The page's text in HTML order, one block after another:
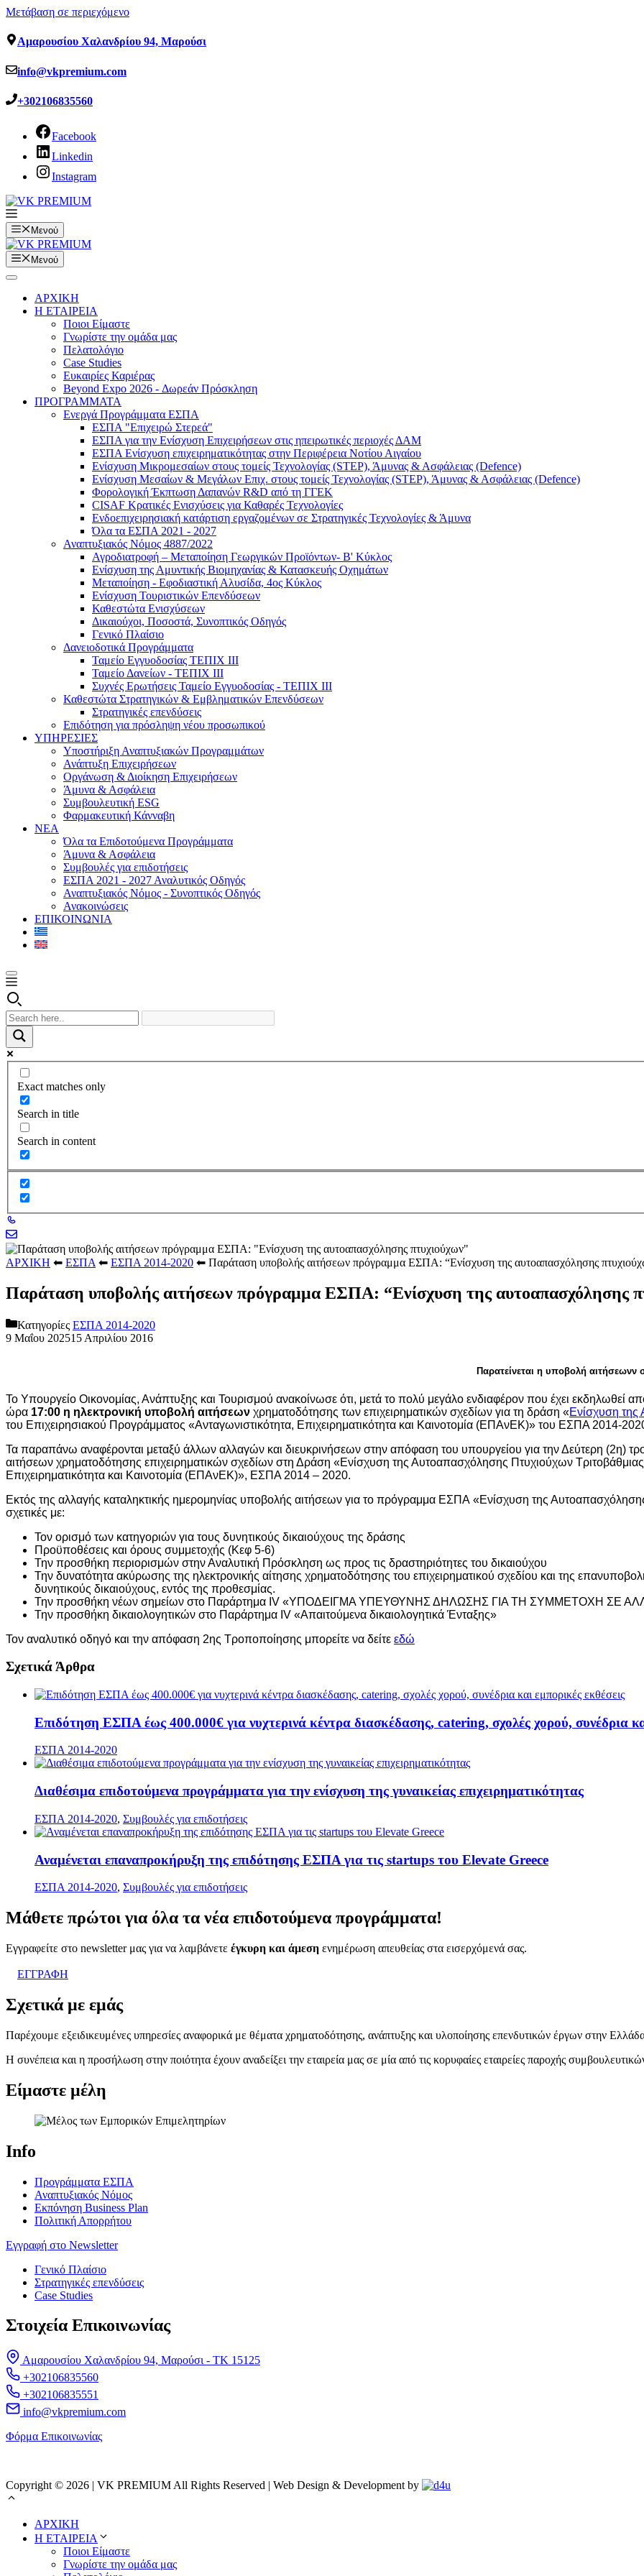
Μετάβαση σε περιεχόμενο
Αμαρουσίου Χαλανδρίου 94, Μαρούσι
info@vkpremium.com
+302106835560
Facebook
Linkedin
Instagram
Μενού
Μενού
ΑΡΧΙΚΗ
Η ΕΤΑΙΡΕΙΑ
Ποιοι Είμαστε
Γνωρίστε την ομάδα μας
Πελατολόγιο
Case Studies
Ευκαιρίες Καριέρας
Beyond Expo 2026 - Δωρεάν Πρόσκληση
ΠΡΟΓΡΑΜΜΑΤΑ
Ενεργά Προγράμματα ΕΣΠΑ
ΕΣΠΑ "Επιχειρώ Στερεά"
ΕΣΠΑ για την Ενίσχυση Επιχειρήσεων στις ηπειρωτικές περιοχές ΔΑΜ
ΕΣΠΑ Ενίσχυση επιχειρηματικότητας στην Περιφέρεια Νοτίου Αιγαίου
Ενίσχυση Μικρομεσαίων στους τομείς Τεχνολογίας (STEP), Άμυνας & Ασφάλειας (Defence)
Ενίσχυση Μεσαίων & Μεγάλων Επιχ. στους τομείς Τεχνολογίας (STEP), Άμυνας & Ασφάλειας (Defence)
Φορολογική Έκπτωση Δαπανών R&D από τη ΓΓΕΚ
CISAF Κρατικές Ενισχύσεις για Καθαρές Τεχνολογίες
Ενδοεπιχειρησιακή κατάρτιση εργαζομένων σε Στρατηγικές Τεχνολογίες & Άμυνα
Όλα τα ΕΣΠΑ 2021 - 2027
Αναπτυξιακός Νόμος 4887/2022
Αγροδιατροφή – Μεταποίηση Γεωργικών Προϊόντων- Β' Κύκλος
Eνίσχυση της Αμυντικής Βιομηχανίας & Κατασκευής Οχημάτων
Μεταποίηση - Εφοδιαστική Αλυσίδα, 4ος Κύκλος
Ενίσχυση Τουριστικών Επενδύσεων
Καθεστώτα Ενισχύσεων
Δικαιούχοι, Ποσοστά, Συνοπτικός Οδηγός
Γενικό Πλαίσιο
Δανειοδοτικά Προγράμματα
Ταμείο Εγγυοδοσίας ΤΕΠΙΧ ΙΙΙ
Ταμείο Δανείων - ΤΕΠΙΧ ΙΙΙ
Συχνές Ερωτήσεις Ταμείο Εγγυοδοσίας - ΤΕΠΙΧ ΙΙΙ
Καθεστώτα Στρατηγικών & Εμβληματικών Επενδύσεων
Στρατηγικές επενδύσεις
Επιδότηση για πρόσληψη νέου προσωπικού
ΥΠΗΡΕΣΙΕΣ
Υποστήριξη Αναπτυξιακών Προγραμμάτων
Ανάπτυξη Επιχειρήσεων
Οργάνωση & Διοίκηση Επιχειρήσεων
Άμυνα & Ασφάλεια
Συμβουλευτική ESG
Φαρμακευτική Κάνναβη
ΝΕΑ
Όλα τα Επιδοτούμενα Προγράμματα
Άμυνα & Ασφάλεια
Συμβουλές για επιδοτήσεις
ΕΣΠΑ 2021 - 2027 Αναλυτικός Οδηγός
Αναπτυξιακός Νόμος - Συνοπτικός Οδηγός
Ανακοινώσεις
ΕΠΙΚΟΙΝΩΝΙΑ
Exact matches only
Search in title
Search in content
ΑΡΧΙΚΗ ⬅ ΕΣΠΑ ⬅ ΕΣΠΑ 2014-2020 ⬅ Παράταση υποβολής αιτήσεων πρόγραμμα ΕΣΠΑ: “Ενίσχυση της αυτοαπασχόλησης
Παράταση υποβολής αιτήσεων πρόγραμμα ΕΣΠΑ: “Ενίσχυση της αυτοαπασχόλησης
Κατηγορίες ΕΣΠΑ 2014-2020
9 Μαΐου 202515 Απριλίου 2016
Παρατείνεται η υποβολή
Το Υπουργείο Οικονομίας, Ανάπτυξης και Τουρισμού ανακοίνωσε ότι, μετά το πολύ μεγάλο ενδιαφέρον που έχει εκδηλωθεί από
ώρα 17:00 η ηλεκτρονική υποβολή αιτήσεων χρηματοδότησης των επιχειρηματικών σχεδίων για τη δράση «Ενίσχυση
του Επιχειρησιακού Προγράμματος «Ανταγωνιστικότητα, Επιχειρηματικότητα και Καινοτομία (ΕΠΑνΕΚ)» του ΕΣΠΑ 2014-
Τα παραπάνω αναφέρονται μεταξύ άλλων αλλαγών και διευκρινήσεων στην απόφαση του υπουργείου για την Δεύτερη (2η)
αιτήσεων χρηματοδότησης επιχειρηματικών σχεδίων στη Δράση «Ενίσχυση της Αυτοαπασχόλησης Πτυχιούχων
Επιχειρηματικότητα και Καινοτομία (ΕΠΑνΕΚ)», ΕΣΠΑ 2014 – 2020.
Εκτός της αλλαγής καταληκτικής ημερομηνίας υποβολής αιτήσεων για το πρόγραμμα ΕΣΠΑ «Ενίσχυση της
σχετικές με:
Τον ορισμό των κατηγοριών για τους δυνητικούς δικαιούχους της δράσης
Προϋποθέσεις και όρους συμμετοχής (Κεφ 5-6)
Την προσθήκη περιορισμών στην Αναλυτική Πρόσκληση ως προς τις δραστηριότητες του δικαιούχου
Την δυνατότητα ακύρωσης της ηλεκτρονικής αίτησης χρηματοδότησης του επιχειρηματικού σχεδίου και της
δυνητικούς δικαιούχους, εντός της προθεσμίας.
Την προσθήκη νέων σημείων στο Παράρτημα IV «ΥΠΟΔΕΙΓΜΑ ΥΠΕΥΘΥΝΗΣ ΔΗΛΩΣΗΣ ΓΙΑ ΤΗ ΣΥΜΜΕΤΟΧΗ ΣΕ
Την προσθήκη δικαιολογητικών στο Παράρτημα IV «Απαιτούμενα δικαιολογητικά Ένταξης»
Τον αναλυτικό οδηγό και την απόφαση 2ης Τροποποίησης μπορείτε να δείτε εδώ
Σχετικά Άρθρα
Επιδότηση ΕΣΠΑ έως 400.000€ για νυχτερινά κέντρα διασκέδασης, catering, σχολές χορού, συνέδρια
ΕΣΠΑ 2014-2020
Διαθέσιμα επιδοτούμενα προγράμματα για την ενίσχυση της γυναικείας επιχειρηματικότητας
ΕΣΠΑ 2014-2020, Συμβουλές για επιδοτήσεις
Αναμένεται επαναπροκήρυξη της επιδότησης ΕΣΠΑ για τις startups του Elevate Greece
ΕΣΠΑ 2014-2020, Συμβουλές για επιδοτήσεις
Μάθετε πρώτοιγια όλα τα νέα επιδοτούμενα προγράμματα!
Εγγραφείτε στο newsletter μας για να λαμβάνετε έγκυρη και άμεση ενημέρωση απευθείας στα εισερχόμενά σας.
ΕΓΓΡΑΦΗ
Σχετικά με εμάς
Παρέχουμε εξειδικευμένες υπηρεσίες αναφορικά με θέματα χρηματοδότησης, ανάπτυξης και υλοποίησης επενδυτικών έργων στην
Η συνέπεια και η προσήλωση στην ποιότητα έχουν αναδείξει την εταιρεία μας σε μία από τις κορυφαίες εταιρείες παροχής
Είμαστε μέλη
Info
Προγράμματα ΕΣΠΑ
Αναπτυξιακός Νόμος
Εκπόνηση Business Plan
Πολιτική Απορρήτου
Εγγραφή στο Newsletter
Γενικό Πλαίσιο
Στρατηγικές επενδύσεις
Case Studies
Στοιχεία Επικοινωνίας
Αμαρουσίου Χαλανδρίου 94, Μαρούσι - ΤΚ 15125
+302106835560
+302106835551
info@vkpremium.com
Φόρμα Eπικοινωνίας
Copyright © 2026 | VK PREMIUM All Rights Reserved | Web Design & Development by
ΑΡΧΙΚΗ
Η ΕΤΑΙΡΕΙΑ
Ποιοι Είμαστε
Γνωρίστε την ομάδα μας